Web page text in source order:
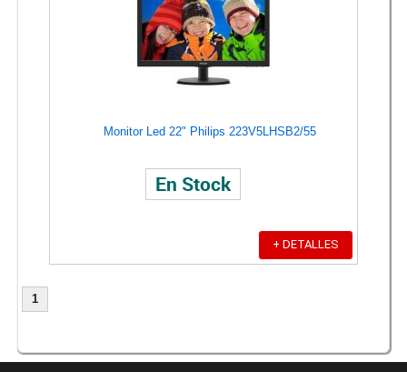
Monitor Led 22" Philips 223V5LHSB2/55
En Stock
+ DETALLES
1